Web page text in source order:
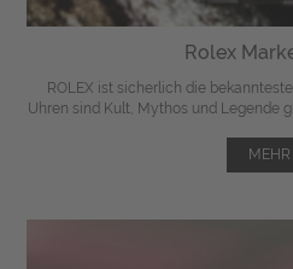
Rolex
ROLEX ist sicherlich die
Uhren sind Kult, Mythos und Legende
MEHR